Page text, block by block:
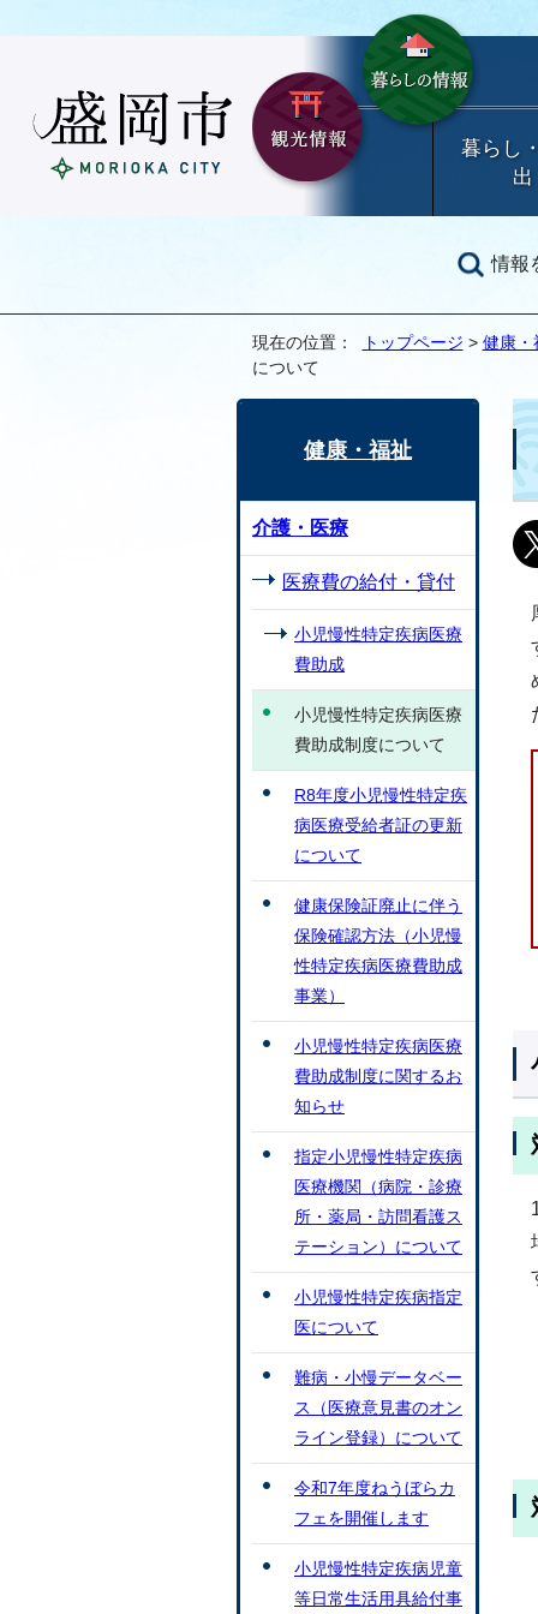
暮らし
出
情報
現在の位置： トップページ > 健康・
について
健康・福祉
介護・医療
医療費の給付・貸付
小児慢性特定疾病医療
費助成
小児慢性特定疾病医療
費助成制度について
R8年度小児慢性特定疾
病医療受給者証の更新
について
健康保険証廃止に伴う
保険確認方法（小児慢
性特定疾病医療費助成
事業）
小児慢性特定疾病医療
費助成制度に関するお
知らせ
指定小児慢性特定疾病
医療機関（病院・診療
所・薬局・訪問看護ス
テーション）について
小児慢性特定疾病指定
医について
難病・小慢データベー
ス（医療意見書のオン
ライン登録）について
令和7年度ねうぼらカ
フェを開催します
小児慢性特定疾病児童
等日常生活用具給付事